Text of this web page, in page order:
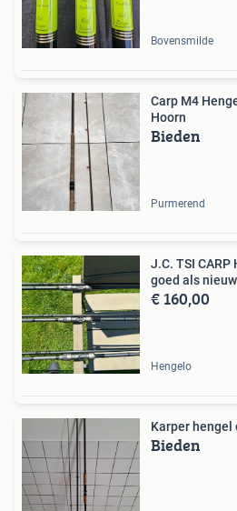
Bovensmilde
Carp M4
Hoorn
Bieden
Purmerend
J.C. TSI
goed als nieuw
€ 160,00
Hengelo
Karper hengel
Bieden